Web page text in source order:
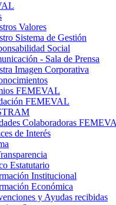
Valores
Sistema de Gestión
Social
- Sala de Prensa
Imagen Corporativa
FEMEVAL
FEMEVAL
Colaboradoras
de Interés
Estatutario
Institucional
Económica
y Ayudas recibidas